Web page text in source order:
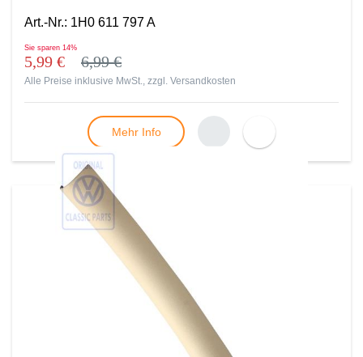
Art.-Nr.: 1H0 611 797 A
Sie sparen 14%
5,99 € 6,99 €
Alle Preise inklusive MwSt., zzgl. Versandkosten
Mehr Info